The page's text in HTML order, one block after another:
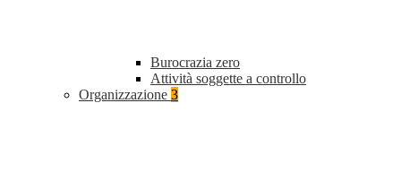
Burocrazia zero
Attività soggette a controllo
Organizzazione 3